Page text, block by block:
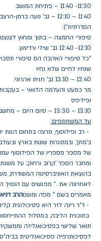
11:30- 11:40 – פתיחת המושב
11:40 – 12:10 – גב' נועה
הסדרתית"):
סיפורי החמצה – בתוך ומחוץ
12:10- 12:40 גב' שילי ורדימון:
"כל סיפורי האהבה הם סיפורי
שנחיו לחיים שלא נחיו
12:40 – 13:10 גב' חגית אהרוני:
מר כמעט והעלמה הלוואי – בעקבות
ופיליפס
13:10 – 13:30 – סיום היום – מחשבות עם הקהל
על המשתתפים:
- רב ופילוסוף, מרצה בתחום הגות
ב'מתן', ובמסגרות שונות בארץ
של מספר מספריו של הפילוסוף
ומחבר הספר 'קרוב ורחוק: על
בהוצאת האוניברסיטה המשודרת,
לאחרונה את ." מפגשים עם הנסיך
מאמרים בשם " מפה ומשםהרב
- ד"ר רינה לזר היא פסיכולוגית
בתוכנית הליבה, במסלול
תואר שלישי בפסיכואנליזה
לפסיכותרפיה פסיכואנליטית